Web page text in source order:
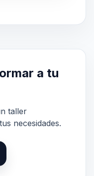
a tu
taller
necesidades.